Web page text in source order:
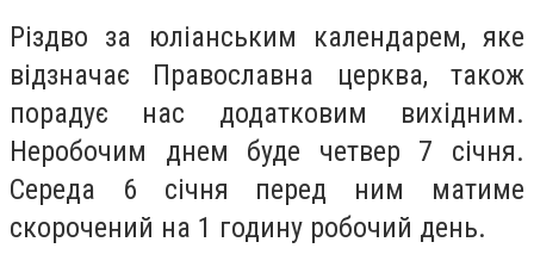
Різдво за юліанським календарем, яке
відзначає Православна церква, також
порадує нас додатковим вихідним.
Неробочим днем буде четвер 7 січня.
Середа 6 січня перед ним матиме
скорочений на 1 годину робочий день.